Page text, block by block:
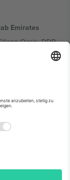
Emirates
Oasis, DDP
Office 302, Dubai,
je nach
im